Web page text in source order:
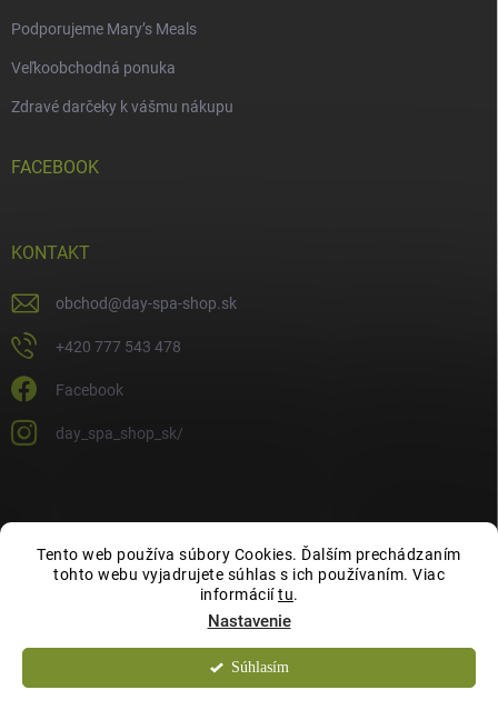
Tento web používa súbory Cookies. Ďalším prechádzaním
tohto webu vyjadrujete súhlas s ich používaním. Viac
informáciítu.
Nastavenie
Súhlasím
Podporujeme Mary’s Meals
Veľkoobchodná ponuka
Zdravé darčeky k vášmu nákupu
FACEBOOK
KONTAKT
obchod@day-spa-shop.sk
+420 777 543 478
Facebook
day_spa_shop_sk/
Copyright 2026Day Spa Shop. Všetky práva vyhradené.